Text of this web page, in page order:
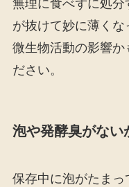
無理に食べずに処
が抜けて妙に薄く
微生物活動の影響か
ださい。
泡や発酵臭がない
保存中に泡がたま